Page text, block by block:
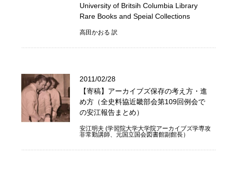
University of Britsih Columbia Library
Rare Books and Speial Collections
高田かおる 訳
2011/02/28
【寄稿】アーカイブズ保存の考え方・進
め方（全史料協近畿部会第109回例会で
の安江報告まとめ）
安江明夫 (学習院大学大学院アーカイブズ学専攻
非常勤講師、元国立国会図書館副館長）